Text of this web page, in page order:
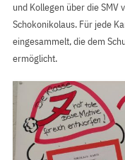
und Kollegen über die SMV
Schokonikolaus. Für jede
eingesammelt, die dem
ermöglicht.